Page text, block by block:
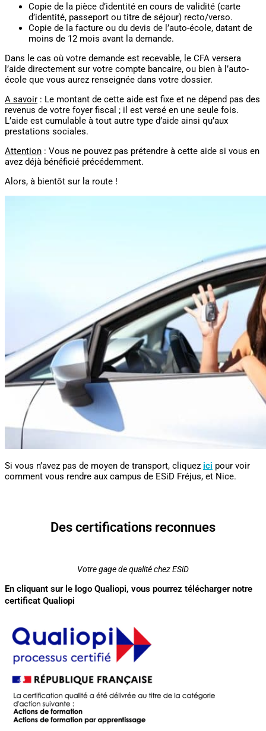
Copie de la pièce d’identité en cours de validité (carte
d’identité, passeport ou titre de séjour) recto/verso.
Copie de la facture ou du devis de l’auto-école, datant de
moins de 12 mois avant la demande.
Dans le cas où votre demande est recevable, le CFA versera
l’aide directement sur votre compte bancaire, ou bien à l’auto-
école que vous aurez renseignée dans votre dossier.
A savoir : Le montant de cette aide est fixe et ne dépend pas des
revenus de votre foyer fiscal ; il est versé en une seule fois.
L’aide est cumulable à tout autre type d’aide ainsi qu’aux
prestations sociales.
Attention : Vous ne pouvez pas prétendre à cette aide si vous en
avez déjà bénéficié précédemment.
Alors, à bientôt sur la route !
Si vous n’avez pas de moyen de transport, cliquez ici pour voir
comment vous rendre aux campus de ESiD Fréjus, et Nice.
Des certifications reconnues
Votre gage de qualité chez ESiD
En cliquant sur le logo Qualiopi, vous pourrez télécharger notre
certificat Qualiopi